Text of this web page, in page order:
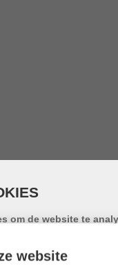
website
om de website te
te maken van deze
het eerste bezoek aan